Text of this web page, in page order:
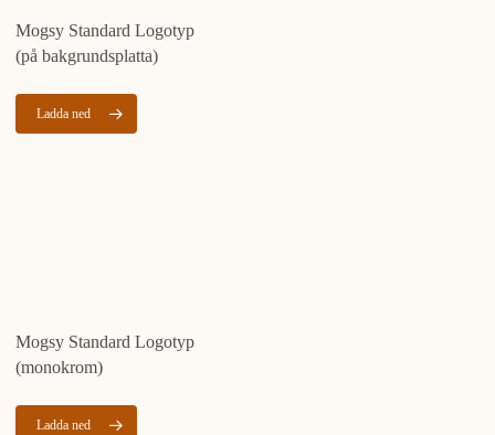
Mogsy Standard Logotyp
(på bakgrundsplatta)
Ladda ned
Mogsy Standard Logotyp
(monokrom)
Ladda ned